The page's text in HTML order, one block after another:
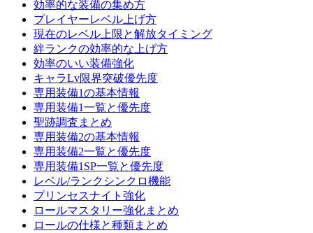
効率的な装備の集め方
プレイヤーレベル上げ方
現在のレベル上限と解放タイミング
絆ランクの効率的な上げ方
効率のいい装備強化
キャラLv限界突破優先度
専用装備1の基本情報
専用装備1一覧と優先度
聖跡調査まとめ
専用装備2の基本情報
専用装備2一覧と優先度
専用装備1SP一覧と優先度
レベル/ランクシンクロ機能
プリンセスナイト強化
ロールマスタリー強化まとめ
ロールの仕様と種類まとめ